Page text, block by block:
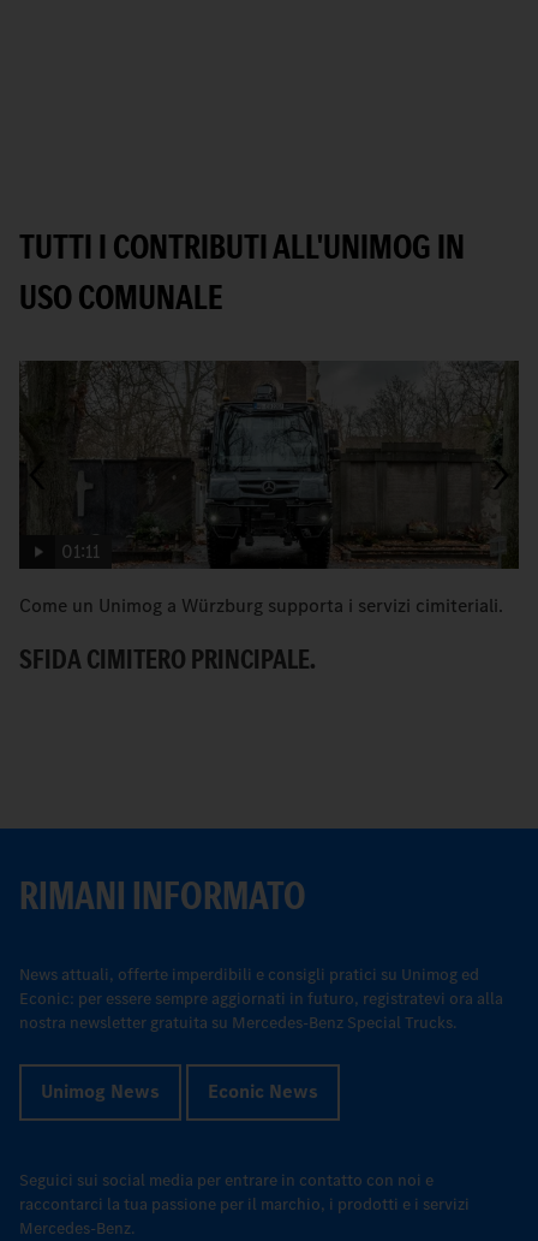
TUTTI I CONTRIBUTI ALL'UNIMOG IN
USO COMUNALE
01:11
Come un Unimog a Würzburg supporta i servizi cimiteriali.
SFIDA CIMITERO PRINCIPALE.
RIMANI INFORMATO
News attuali, offerte imperdibili e consigli pratici su Unimog ed
Econic: per essere sempre aggiornati in futuro, registratevi ora alla
nostra newsletter gratuita su Mercedes-Benz Special Trucks.
Unimog News Econic News
Seguici sui social media per entrare in contatto con noi e
raccontarci la tua passione per il marchio, i prodotti e i servizi
Mercedes-Benz.